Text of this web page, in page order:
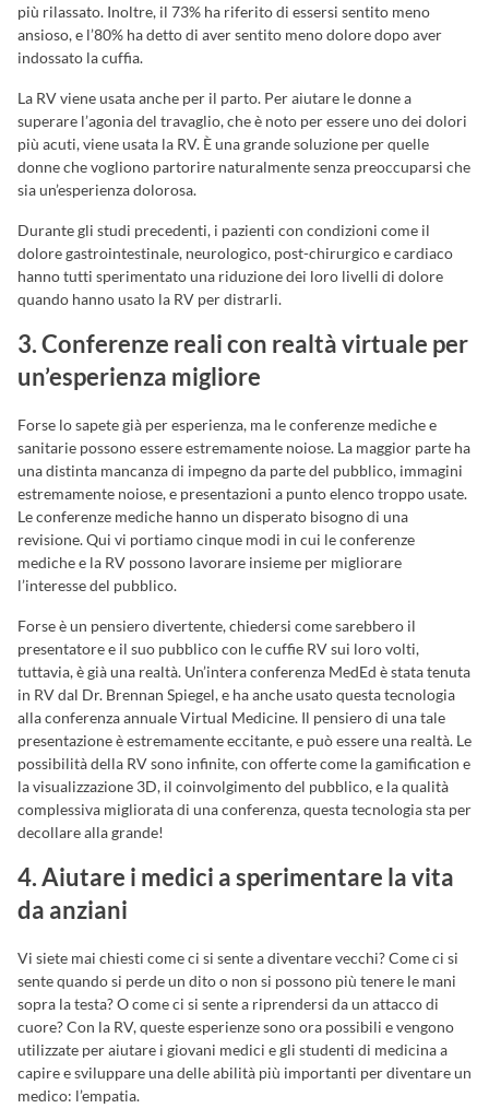
più rilassato. Inoltre, il 73% ha riferito di essersi sentito meno
ansioso, e l’80% ha detto di aver sentito meno dolore dopo aver
indossato la cuffia.
La RV viene usata anche per il parto. Per aiutare le donne a
superare l’agonia del travaglio, che è noto per essere uno dei dolori
più acuti, viene usata la RV. È una grande soluzione per quelle
donne che vogliono partorire naturalmente senza preoccuparsi che
sia un’esperienza dolorosa.
Durante gli studi precedenti, i pazienti con condizioni come il
dolore gastrointestinale, neurologico, post-chirurgico e cardiaco
hanno tutti sperimentato una riduzione dei loro livelli di dolore
quando hanno usato la RV per distrarli.
3. Conferenze reali con realtà virtuale per
un’esperienza migliore
Forse lo sapete già per esperienza, ma le conferenze mediche e
sanitarie possono essere estremamente noiose. La maggior parte ha
una distinta mancanza di impegno da parte del pubblico, immagini
estremamente noiose, e presentazioni a punto elenco troppo usate.
Le conferenze mediche hanno un disperato bisogno di una
revisione. Qui vi portiamo cinque modi in cui le conferenze
mediche e la RV possono lavorare insieme per migliorare
l’interesse del pubblico.
Forse è un pensiero divertente, chiedersi come sarebbero il
presentatore e il suo pubblico con le cuffie RV sui loro volti,
tuttavia, è già una realtà. Un’intera conferenza MedEd è stata tenuta
in RV dal Dr. Brennan Spiegel, e ha anche usato questa tecnologia
alla conferenza annuale Virtual Medicine. Il pensiero di una tale
presentazione è estremamente eccitante, e può essere una realtà. Le
possibilità della RV sono infinite, con offerte come la gamification e
la visualizzazione 3D, il coinvolgimento del pubblico, e la qualità
complessiva migliorata di una conferenza, questa tecnologia sta per
decollare alla grande!
4. Aiutare i medici a sperimentare la vita
da anziani
Vi siete mai chiesti come ci si sente a diventare vecchi? Come ci si
sente quando si perde un dito o non si possono più tenere le mani
sopra la testa? O come ci si sente a riprendersi da un attacco di
cuore? Con la RV, queste esperienze sono ora possibili e vengono
utilizzate per aiutare i giovani medici e gli studenti di medicina a
capire e sviluppare una delle abilità più importanti per diventare un
medico: l’empatia.